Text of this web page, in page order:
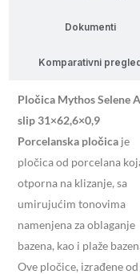
Dokumenti
Komparativni
Pločica Mythos Selene
slip 31×62,6×0,9
Porcelanska pločica je
pločica od porcelana
otporna na klizanje, sa
umirujućim tonovima
namenjena za oblaganje
bazena, kao i plaže
Ove pločice, izrađene od